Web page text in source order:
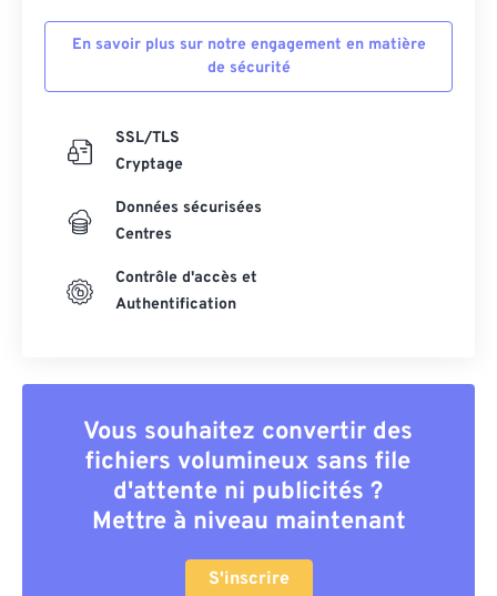
En savoir plus sur notre engagement en matière
de sécurité
SSL/TLS
Cryptage
Données sécurisées
Centres
Contrôle d'accès et
Authentification
Vous souhaitez convertir des
fichiers volumineux sans file
d'attente ni publicités ?
Mettre à niveau maintenant
S'inscrire